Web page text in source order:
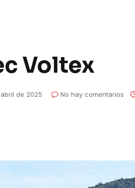
Voltex
de 2025 No hay comentarios